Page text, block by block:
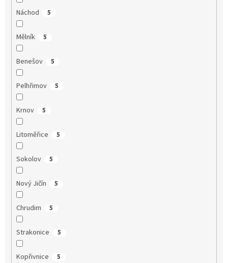
Náchod 5
Mělník 5
Benešov 5
Pelhřimov 5
Krnov 5
Litoměřice 5
Sokolov 5
Nový Jičín 5
Chrudim 5
Strakonice 5
Kopřivnice 5